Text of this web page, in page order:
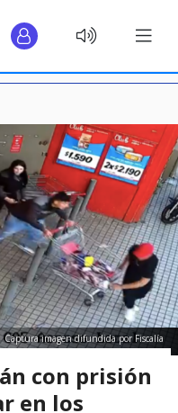
Captura imagen difundida por Fiscalía
con prisión
en los